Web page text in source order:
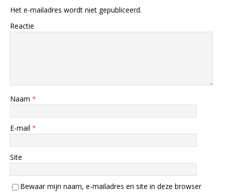
Het e-mailadres wordt niet gepubliceerd.
Reactie
Naam *
E-mail *
Site
Bewaar mijn naam, e-mailadres en site in deze browser